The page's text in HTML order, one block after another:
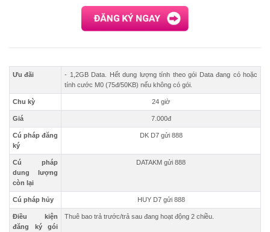
Ưu đãi
- 1,2GB Data. Hết dung lượng tính theo gói Data đang có hoặc
tính cước M0 (75đ/50KB) nếu không có gói.
Chu kỳ 24 giờ
Giá 7.000đ
Cú pháp đăng
ký
DK D7 gửi 888
Cú pháp
dung lượng
còn lại
DATAKM gửi 888
Cú pháp hủy HUY D7 gửi 888
Điều kiện
đăng ký gói
Thuê bao trả trước/trả sau đang hoạt động 2 chiều.